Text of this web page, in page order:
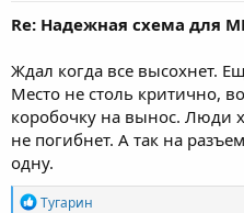
Re: Надежная схема для
Ждал когда все высохнет.
Место не столь критично,
коробочку на вынос. Люди
не погибнет. А так на
одну.
Р
Тугарин